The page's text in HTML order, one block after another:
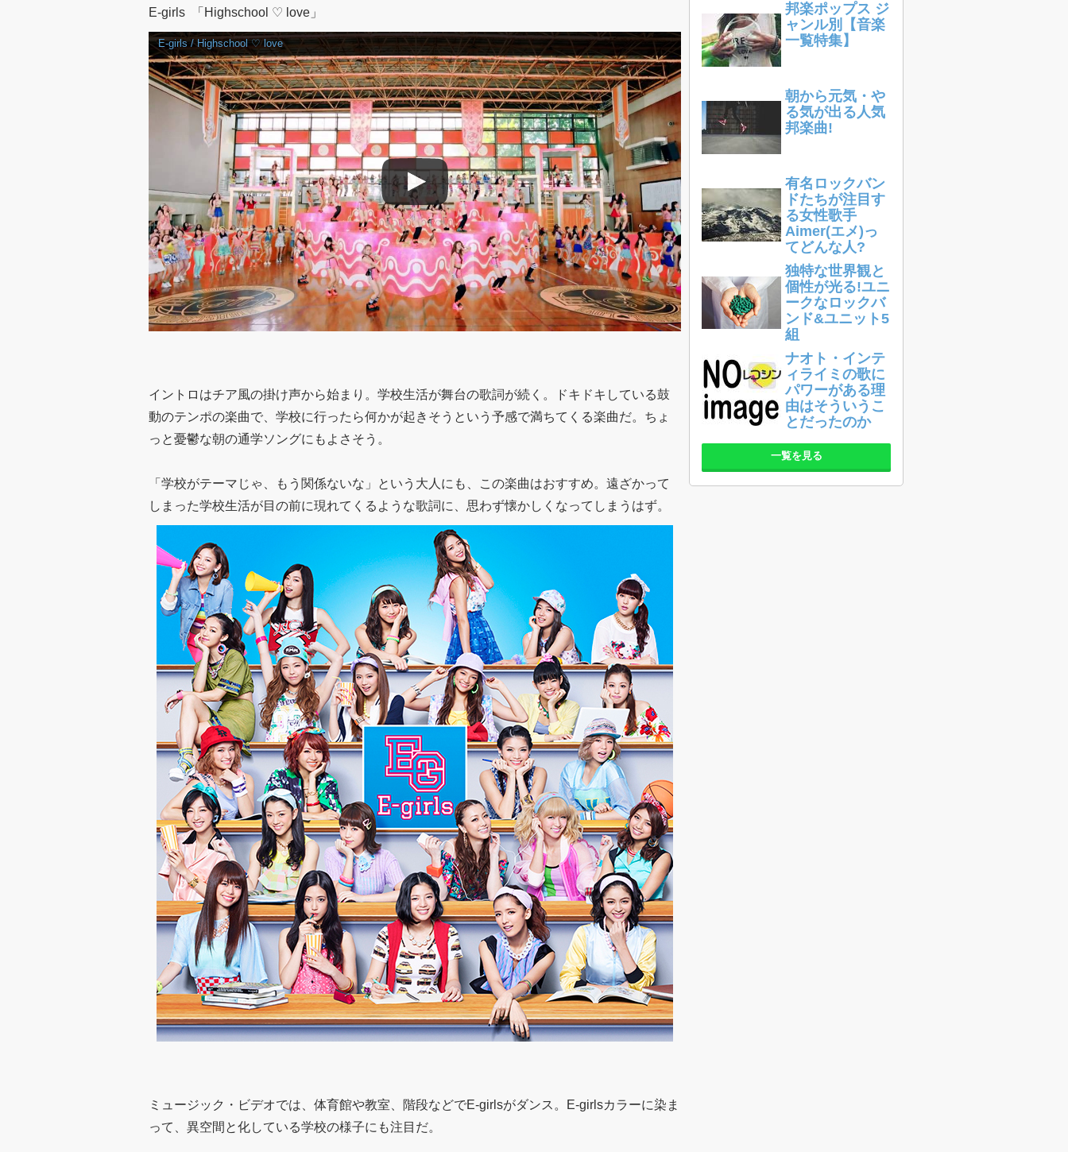
E-girls 「Highschool ♡ love」
E-girls / Highschool ♡ love
イントロはチア風の掛け声から始まり。学校生活が舞台の歌詞が続く。ドキドキしている鼓
動のテンポの楽曲で、学校に行ったら何かが起きそうという予感で満ちてくる楽曲だ。ちょ
っと憂鬱な朝の通学ソングにもよさそう。
「学校がテーマじゃ、もう関係ないな」という大人にも、この楽曲はおすすめ。遠ざかって
しまった学校生活が目の前に現れてくるような歌詞に、思わず懐かしくなってしまうはず。
ミュージック・ビデオでは、体育館や教室、階段などでE-girlsがダンス。E-girlsカラーに染ま
って、異空間と化している学校の様子にも注目だ。
邦楽ポップス ジ
ャンル別【音楽
一覧特集】
朝から元気・や
る気が出る人気
邦楽曲!
有名ロックバン
ドたちが注目す
る女性歌手
Aimer(エメ)っ
てどんな人?
独特な世界観と
個性が光る!ユニ
ークなロックバ
ンド&ユニット5
組
ナオト・インテ
ィライミの歌に
パワーがある理
由はそういうこ
とだったのか
一覧を見る